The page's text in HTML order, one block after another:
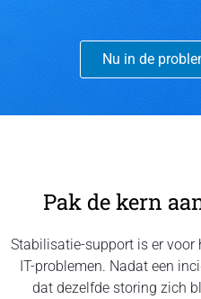
Nu in de
Pak de kern
Stabilisatie-support is er voor
IT-problemen. Nadat een
dat dezelfde storing zich